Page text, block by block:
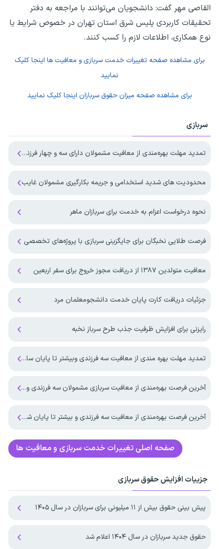
القاصی مهر گفت: دانشجویان می‌توانند با مراجعه به دفتر
تحقیقات کاربردی پلیس شرق استان تهران در خصوص شرایط یا
نوع همکاری، اطلاعات لازم را کسب کنند.
برای مشاهده صفحه تغییرات خدمت سربازی و معافیت ها اینجا کلیک
نمایید
برای مشاهده صفحه میزان حقوق سربازان اینجا کلیک نمایید
سربازی
تمدید مهلت بهره‌مندی از معافیت مشمولان دارای سه و چهار فرزند تا پایان ۱۴۰۷
محدودیت های شدید استخدامی و جریمه بکارگیری مشمولان غایب
نحوه درخواست اعزام به خدمت برای سربازان ماهر
فرصت طلایی نخبگان برای جایگزینی سربازی با پروژه‌های تخصصی
معافیت متولدین ۱۳۸۷ از دریافت مجوز خروج برای سفر اربعین
جزئیات دریافت کارت پایان خدمت دانشجومعلمان مرد
رایزنی برای افزایش ظرفیت جذب طرح سرباز نخبه
تمدید مهلت بهره مندی از معافیت سه فرزندی وبیشتر تا پایان سال ۱۴۰۷ ‌
آخرین فرصت بهره‌مندی از معافیت سربازی مشمولان سه فرزندی و بیشتر تا پایان شهریور ماه ۱۴۰۵
آخرین فرصت بهره‌مندی از معافیت سه فرزندی و بیشتر تا پایان شهریورماه
صفحه اصلی تغییرات خدمت سربازی و معافیت ها
جزییات افزایش حقوق سربازی
پیش بینی حقوق بیش از ۱۱ میلیونی برای سربازان در سال ۱۴۰۵
حقوق جدید سربازان در سال ۱۴۰۴ اعلام شد